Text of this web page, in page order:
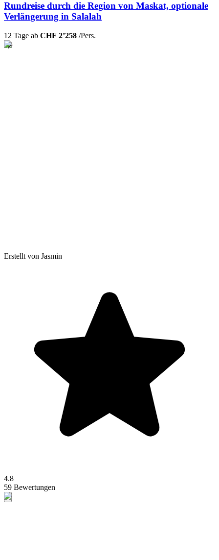
Rundreise durch die Region von Maskat, optionale
Verlängerung in Salalah
12 Tage ab CHF 2’258 /Pers.
Erstellt von Jasmin
4.8
59 Bewertungen